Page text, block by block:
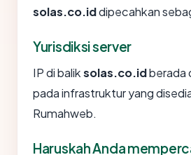
solas.co.iddipecahkan
Yurisdiksi server
IP di baliksolas.co.idberada
pada infrastruktur yang
Rumahweb.
Haruskah Anda